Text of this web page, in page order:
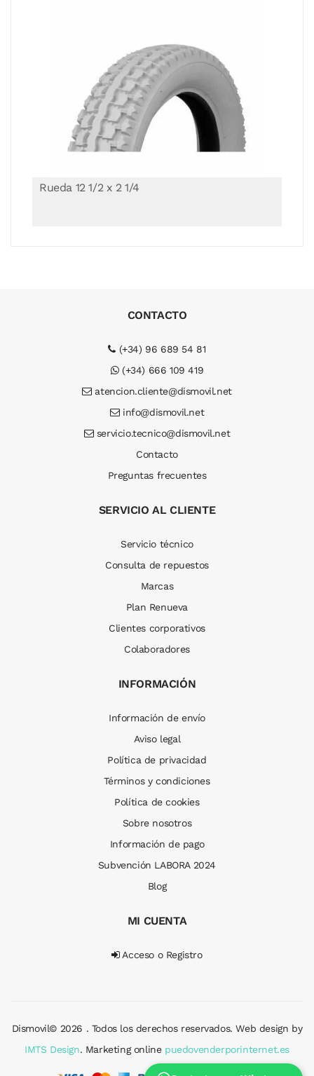
Rueda 12 1/2 x 2 1/4
CONTACTO
(+34) 96 689 54 81
(+34) 666 109 419
atencion.cliente@dismovil.net
info@dismovil.net
servicio.tecnico@dismovil.net
Contacto
Preguntas frecuentes
SERVICIO AL CLIENTE
Servicio técnico
Consulta de repuestos
Marcas
Plan Renueva
Clientes corporativos
Colaboradores
INFORMACIÓN
Información de envío
Aviso legal
Política de privacidad
Términos y condiciones
Política de cookies
Sobre nosotros
Información de pago
Subvención LABORA 2024
Blog
MI CUENTA
Acceso o Registro
Dismovil© 2026 . Todos los derechos reservados. Web design by
IMTS Design. Marketing online puedovenderporinternet.es